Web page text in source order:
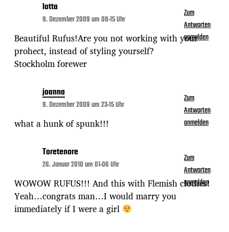
lotta
9. Dezember 2009 um 08:15 Uhr
Beautiful Rufus!Are you not working with your
prohect, instead of styling yourself?
Stockholm forewer
Zum
Antworten
anmelden
joanna
9. Dezember 2009 um 23:15 Uhr
what a hunk of spunk!!!
Zum
Antworten
anmelden
Toretenore
26. Januar 2010 um 01:06 Uhr
WOWOW RUFUS!!! And this with Flemish clothes!
Yeah…congrats man…I would marry you
immediately if I were a girl
Zum
Antworten
anmelden